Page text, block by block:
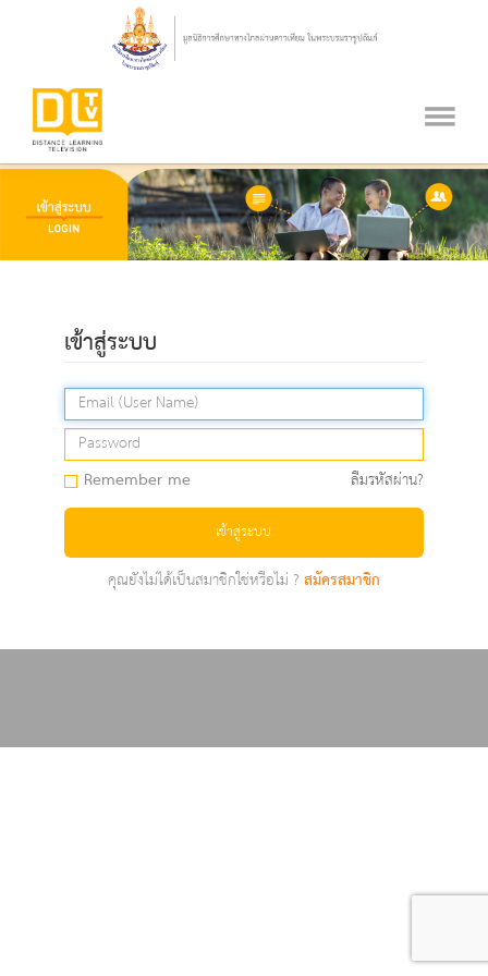
เข้าสู่ระบบ
Remember me ลืมรหัสผ่าน?
เข้าสู่ระบบ
คุณยังไม่ได้เป็นสมาชิกใช่หรือไม่ ?สมัครสมาชิก